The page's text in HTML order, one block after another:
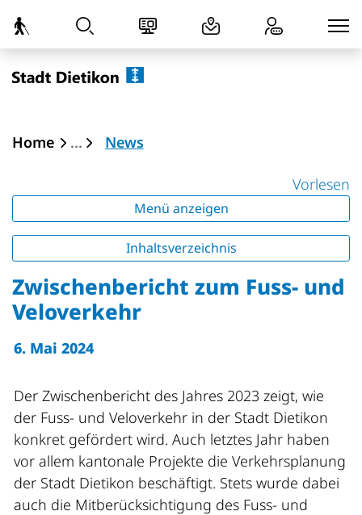
zur Startseite
Direkt zur Hauptnavigation
Direkt zum Inhalt
Direkt zur Suche
Direkt zum Stichwortverzeichnis
Dietikon
Home News(ausgewählt)
Vorlesen
Menü anzeigen
Inhaltsverzeichnis
Zwischenbericht zum Fuss- und
Veloverkehr
6. Mai 2024
Der Zwischenbericht des Jahres 2023 zeigt, wie
der Fuss- und Veloverkehr in der Stadt Dietikon
konkret gefördert wird. Auch letztes Jahr haben
vor allem kantonale Projekte die Verkehrsplanung
der Stadt Dietikon beschäftigt. Stets wurde dabei
auch die Mitberücksichtigung des Fuss- und